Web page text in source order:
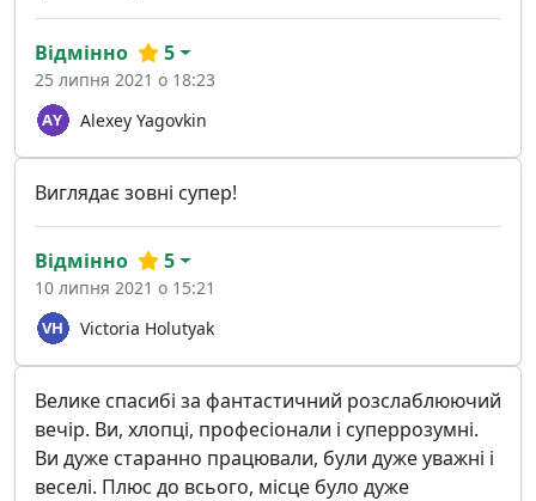
Alexey Yagovkin
Відмінно 5
25 липня 2021 о 18:23
Виглядає зовні супер!
Victoria Holutyak
Відмінно 5
10 липня 2021 о 15:21
Велике спасибі за фантастичний розслаблюючий
вечір. Ви, хлопці, професіонали і суперрозумні.
Ви дуже старанно працювали, були дуже уважні і
веселі. Плюс до всього, місце було дуже